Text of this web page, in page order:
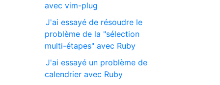
avec vim-plug
J'ai essayé de résoudre le
problème de la "sélection
multi-étapes" avec Ruby
J'ai essayé un problème de
calendrier avec Ruby